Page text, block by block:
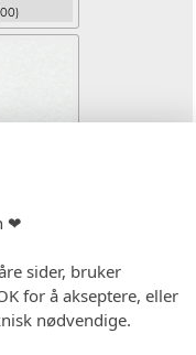
❤
sider, bruker
for å akseptere, eller
nødvendige.